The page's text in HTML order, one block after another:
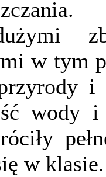
w tym
wody
w klasie.